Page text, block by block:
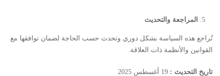
المراجعة والتحديث
تُراجع هذه السياسة بشكل دوري وتحدث حسب الحاجة لضمان توافقها مع
القوانين والأنظمة ذات العلاقة.​
تاريخ التحديث :